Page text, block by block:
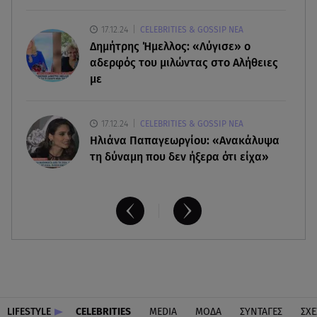
Πυρκαγιές: Η ερημοποίηση της περιφέρειας καίει
τα δάση
17.12.24 CELEBRITIES & GOSSIP ΝΕΑ
Δημήτρης Ήμελλος: «Λύγισε» ο
αδερφός του μιλώντας στο Αλήθειες
με
17.12.24 CELEBRITIES & GOSSIP ΝΕΑ
Ηλιάνα Παπαγεωργίου: «Ανακάλυψα
τη δύναμη που δεν ήξερα ότι είχα»
LIFESTYLE CELEBRITIES MEDIA ΜΟΔΑ ΣΥΝΤΑΓΕΣ